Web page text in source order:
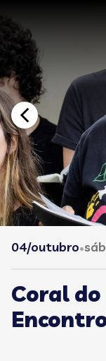
04/outubro•
Coral do